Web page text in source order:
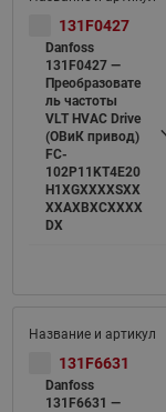
131F0427
Danfoss
131F0427 —
Преобразовате
ль частоты
VLT HVAC Drive
(ОВиК привод)
FC-
102P11KT4E20
H1XGXXXXSXX
XXAXBXCXXXX
DX
131F6631
Danfoss
131F6631 —